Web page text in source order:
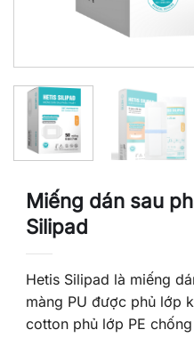
Miếng dán sau
Silipad
Hetis Silipad là miếng
màng PU được phủ lớp
cotton phủ lớp PE